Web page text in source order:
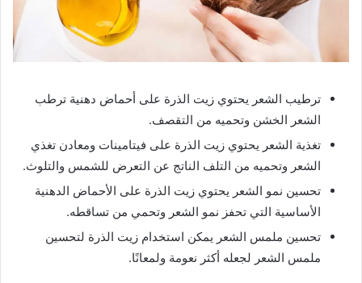
ترطيب الشعر يحتوي زيت الذرة على أحماض دهنية ترطب
الشعر الخشن وتحميه من التقصف.
تغذية الشعر يحتوي زيت الذرة على فيتامينات ومعادن تغذي
الشعر وتحميه من التلف الناتج عن التعرض للشمس والتلوث.
تحسين نمو الشعر يحتوي زيت الذرة على الأحماض الدهنية
الأساسية التي تحفز نمو الشعر وتحمي من تساقطه.
تحسين ملمس الشعر يمكن استخدام زيت الذرة لتحسين
ملمس الشعر لجعله أكثر نعومة ولمعانًا.